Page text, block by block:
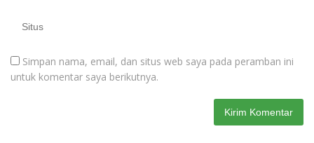
Simpan nama, email, dan situs web saya pada peramban ini
untuk komentar saya berikutnya.